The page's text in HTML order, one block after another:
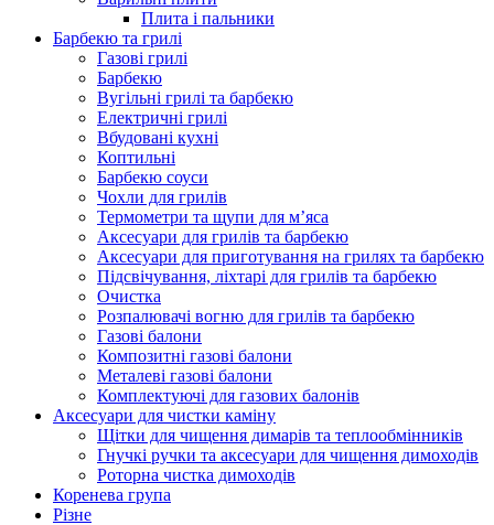
Плита і пальники
Барбекю та грилі
Газові грилі
Барбекю
Вугільні грилі та барбекю
Електричні грилі
Вбудовані кухні
Коптильні
Барбекю соуси
Чохли для грилів
Термометри та щупи для м’яса
Аксесуари для грилів та барбекю
Аксесуари для приготування на грилях та барбекю
Підсвічування, ліхтарі для грилів та барбекю
Очистка
Розпалювачі вогню для грилів та барбекю
Газові балони
Композитні газові балони
Металеві газові балони
Комплектуючі для газових балонів
Аксесуари для чистки каміну
Щітки для чищення димарів та теплообмінників
Гнучкі ручки та аксесуари для чищення димоходів
Роторна чистка димоходів
Коренева група
Різне